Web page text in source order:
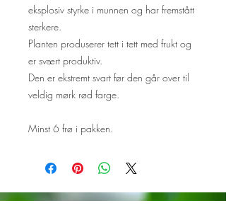
eksplosiv styrke i munnen og har fremstått
sterkere.
Planten produserer tett i tett med frukt og
er svært produktiv.
Den er ekstremt svart før den går over til
veldig mørk rød farge.
Minst 6 frø i pakken.